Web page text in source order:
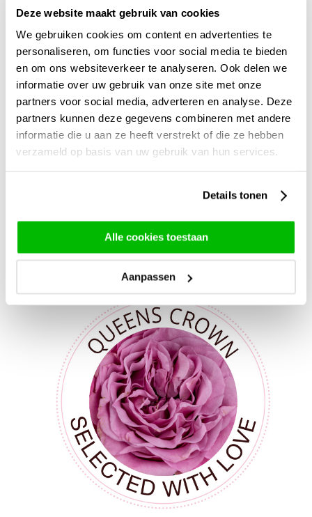
Deze website maakt gebruik van cookies
We gebruiken cookies om content en advertenties te
personaliseren, om functies voor social media te bieden
en om ons websiteverkeer te analyseren. Ook delen we
informatie over uw gebruik van onze site met onze
partners voor social media, adverteren en analyse. Deze
partners kunnen deze gegevens combineren met andere
informatie die u aan ze heeft verstrekt of die ze hebben
verzameld op basis van uw gebruik van hun services.
Details tonen
Alle cookies toestaan
Aanpassen
20 roze rozen uit Ecuador
64,95
Boeket zalm-roze-wit |
Ecuador
89,-
Misschien vind je deze rozen ook
interessant